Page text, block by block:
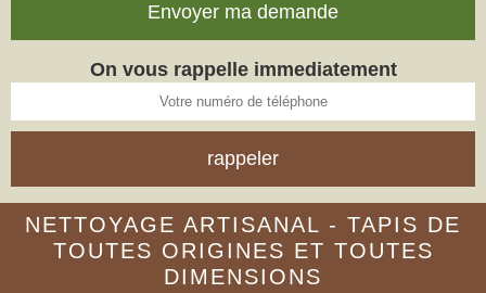
On vous rappelle immediatement
NETTOYAGE ARTISANAL - TAPIS DE
TOUTES ORIGINES ET TOUTES
DIMENSIONS